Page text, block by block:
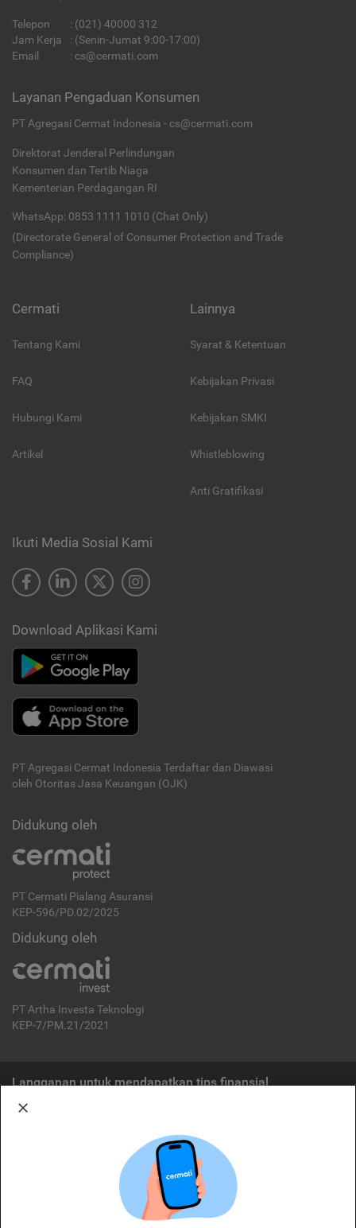
Telepon : (021) 40000 312
Jam Kerja
: (Senin-Jumat 9:00-17:00)
Email
: cs@cermati.com
Layanan Pengaduan Konsumen
PT Agregasi Cermat Indonesia - cs@cermati.com
Direktorat Jenderal Perlindungan
Konsumen dan Tertib Niaga
Kementerian Perdagangan RI
WhatsApp: 0853 1111 1010 (Chat Only)
(Directorate General of Consumer Protection and Trade
Compliance)
Cermati
Tentang Kami
FAQ
Hubungi Kami
Artikel
Lainnya
Syarat & Ketentuan
Kebijakan Privasi
Kebijakan SMKI
Whistleblowing
Anti Gratifikasi
Ikuti Media Sosial Kami
Download Aplikasi Kami
PT Agregasi Cermat Indonesia Terdaftar dan Diawasi
oleh Otoritas Jasa Keuangan (OJK)
Didukung oleh
PT Cermati Pialang Asuransi
KEP-596/PD.02/2025
Didukung oleh
PT Artha Investa Teknologi
KEP-7/PM.21/2021
Langganan untuk mendapatkan tips finansial
Cermati merupakan penyelenggara agregasi jasa keuangan yang terdaftar di
OJK. Oleh karena itu, produk dan/atau layanan jasa keuangan yang
ditawarkan bukan merupakan produk dan/atau layanan jasa keuangan yang
diterbitkan oleh Cermati dan Cermati tidak bertanggung jawab atas tuntutan